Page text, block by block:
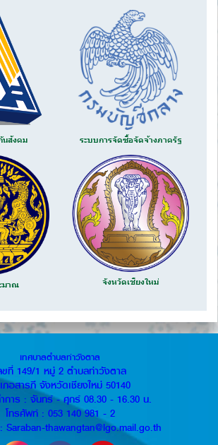
นสังคม ระบบการจัดซื้อจัดจ้างภาครัฐ
มาณ จังหวัดเชียงใหม่
เทศบาลตำบลท่าวังตาล
ขที่ 149/1 หมู่ 2 ตำบลท่าวังตาล
ภอสารภี จังหวัดเชียงใหม่ 50140
การ : จันทร์ - ศุกร์ 08.30 - 16.30 น.
โทรศัพท์ : 053 140 981 - 2
Saraban-thawangtan@lgo.mail.go.th